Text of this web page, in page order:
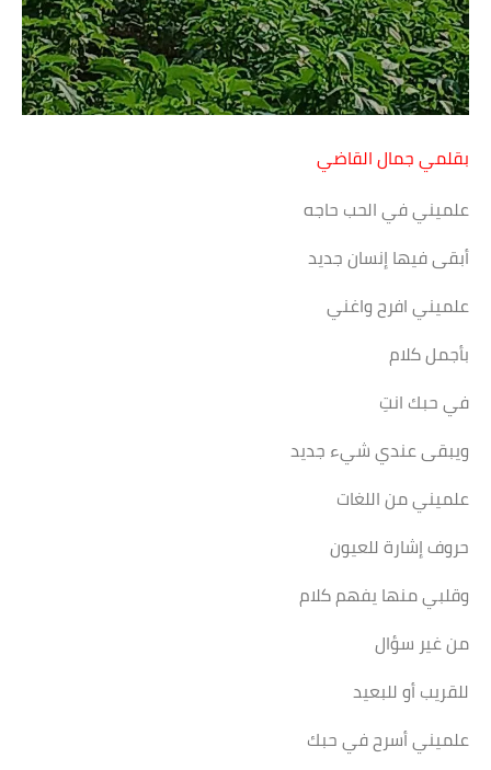
بقلمي جمال القاضي
علميني في الحب حاجه
أبقى فيها إنسان جديد
علميني افرح واغني
بأجمل كلام
في حبك انتِ
ويبقى عندي شيء جديد
علميني من اللغات
حروف إشارة للعيون
وقلبي منها يفهم كلام
من غير سؤال
للقريب أو للبعيد
علميني أسرح في حبك